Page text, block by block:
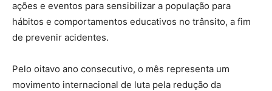
ações e eventos para sensibilizar a população para
hábitos e comportamentos educativos no trânsito, a fim
de prevenir acidentes.
Pelo oitavo ano consecutivo, o mês representa um
movimento internacional de luta pela redução da